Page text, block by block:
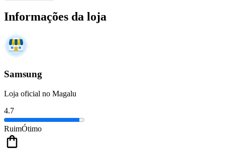
Informações da loja
Samsung
Loja oficial no Magalu
4.7
RuimÓtimo